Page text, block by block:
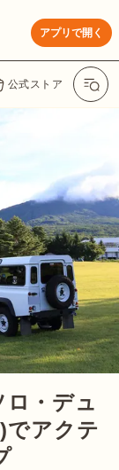
アプリで開く
公式ストア
ロ・デュ
アクテ